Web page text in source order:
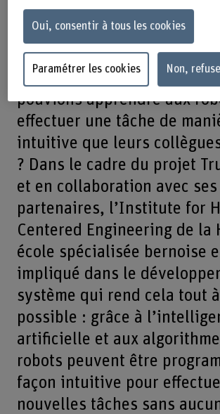
mesure de réaliser que les
lesquelles ils avaient été
préalablement programmés
spécialistes.
pouvions apprendre aux
effectuer une tâche de
intuitive que leurs
? Dans le cadre du projet
et en collaboration avec ses
partenaires, l’Institute for
Centered Engineering de la
école spécialisée bernoise
impliqué dans le
système qui rend cela tout
possible : grâce à
artificielle et aux
robots peuvent être
façon intuitive pour
nouvelles tâches sans
Oui, consentir à tous les cookies
Paramétrer les cookies Non,